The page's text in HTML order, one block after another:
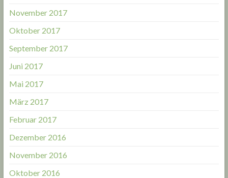
November 2017
Oktober 2017
September 2017
Juni 2017
Mai 2017
März 2017
Februar 2017
Dezember 2016
November 2016
Oktober 2016